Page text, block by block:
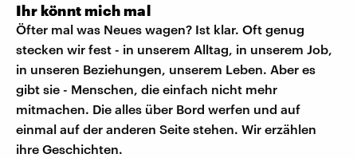
Ihr könnt mich mal
Öfter mal was Neues wagen? Ist klar. Oft genug
stecken wir fest - in unserem Alltag, in unserem Job,
in unseren Beziehungen, unserem Leben. Aber es
gibt sie - Menschen, die einfach nicht mehr
mitmachen. Die alles über Bord werfen und auf
einmal auf der anderen Seite stehen. Wir erzählen
ihre Geschichten.